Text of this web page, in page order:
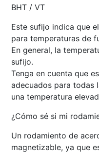
BHT / VT
Este sufijo indica que
para temperaturas de
En general, la
sufijo.
Tenga en cuenta que
adecuados para todas
una temperatura
¿Cómo sé si mi
Un rodamiento de
magnetizable, ya que